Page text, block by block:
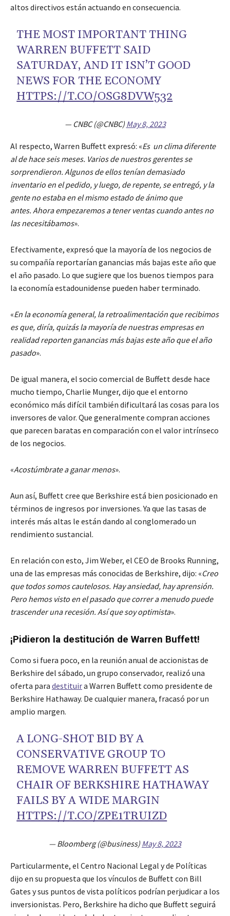
altos directivos están actuando en consecuencia.
THE MOST IMPORTANT THING
WARREN BUFFETT SAID
SATURDAY, AND IT ISN’T GOOD
NEWS FOR THE ECONOMY
HTTPS://T.CO/OSG8DVW532
— CNBC (@CNBC) May 8, 2023
Al respecto, Warren Buffett expresó: «Es un clima diferente
al de hace seis meses. Varios de nuestros gerentes se
sorprendieron. Algunos de ellos tenían demasiado
inventario en el pedido, y luego, de repente, se entregó, y la
gente no estaba en el mismo estado de ánimo que
antes. Ahora empezaremos a tener ventas cuando antes no
las necesitábamos».
Efectivamente, expresó que la mayoría de los negocios de
su compañía reportarían ganancias más bajas este año que
el año pasado. Lo que sugiere que los buenos tiempos para
la economía estadounidense pueden haber terminado.
«En la economía general, la retroalimentación que recibimos
es que, diría, quizás la mayoría de nuestras empresas en
realidad reporten ganancias más bajas este año que el año
pasado».
De igual manera, el socio comercial de Buffett desde hace
mucho tiempo, Charlie Munger, dijo que el entorno
económico más difícil también dificultará las cosas para los
inversores de valor. Que generalmente compran acciones
que parecen baratas en comparación con el valor intrínseco
de los negocios.
«Acostúmbrate a ganar menos».
Aun así, Buffett cree que Berkshire está bien posicionado en
términos de ingresos por inversiones. Ya que las tasas de
interés más altas le están dando al conglomerado un
rendimiento sustancial.
En relación con esto, Jim Weber, el CEO de Brooks Running,
una de las empresas más conocidas de Berkshire, dijo: «Creo
que todos somos cautelosos. Hay ansiedad, hay aprensión.
Pero hemos visto en el pasado que correr a menudo puede
trascender una recesión. Así que soy optimista».
¡Pidieron la destitución de Warren Buffett!
Como si fuera poco, en la reunión anual de accionistas de
Berkshire del sábado, un grupo conservador, realizó una
oferta para destituira Warren Buffett como presidente de
Berkshire Hathaway. De cualquier manera, fracasó por un
amplio margen.
A LONG-SHOT BID BY A
CONSERVATIVE GROUP TO
REMOVE WARREN BUFFETT AS
CHAIR OF BERKSHIRE HATHAWAY
FAILS BY A WIDE MARGIN
HTTPS://T.CO/ZPE1TRUIZD
— Bloomberg (@business) May 8, 2023
Particularmente, el Centro Nacional Legal y de Políticas
dijo en su propuesta que los vínculos de Buffett con Bill
Gates y sus puntos de vista políticos podrían perjudicar a los
inversionistas. Pero, Berkshire ha dicho que Buffett seguirá